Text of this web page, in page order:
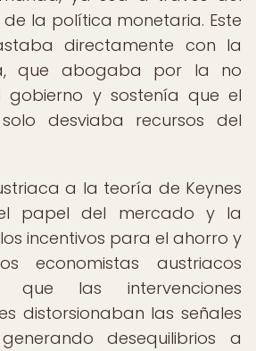
la política monetaria. Este
directamente con la
que abogaba por la no
gobierno y sostenía que el
desviaba recursos del
a la teoría de Keynes
papel del mercado y la
incentivos para el ahorro y
economistas austriacos
que las intervenciones
distorsionaban las señales
desequilibrios a